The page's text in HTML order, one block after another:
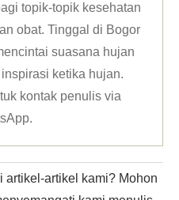
topik-topik kesehatan
obat. Tinggal di Bogor
suasana hujan
ketika hujan.
kontak penulis via
.
artikel-artikel kami? Mohon